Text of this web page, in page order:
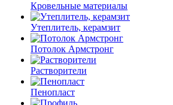
Кровельные материалы
Утеплитель, керамзит
Потолок Армстронг
Растворители
Пенопласт